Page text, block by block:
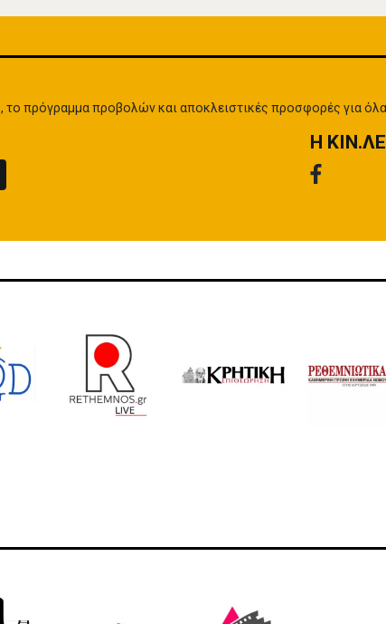
το πρόγραμμα προβολών και αποκλειστικές προσφορές για
H